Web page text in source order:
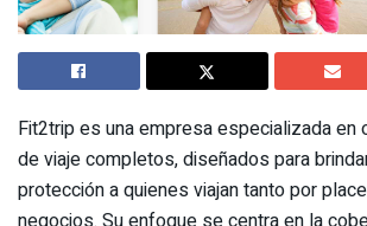
Fit2trip es una empresa especializada
de viaje completos, diseñados para
protección a quienes viajan tanto por